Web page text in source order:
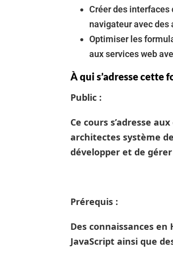
Créer des
navigateur avec
Optimiser les
aux services web
À qui s’adresse cette
Public :
Ce cours s’adresse
architectes système
développer et de
Prérequis :
Des connaissances en
JavaScript ainsi que